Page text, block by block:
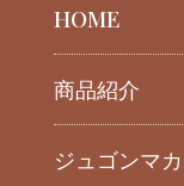
HOME
商品紹介
ジュゴンマ